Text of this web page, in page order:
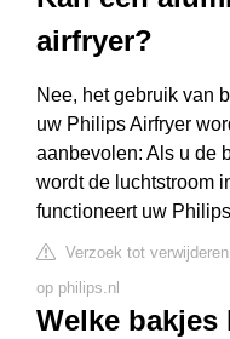
airfryer?
Nee, het gebruik van
uw Philips Airfryer
aanbevolen: Als u de
wordt de luchtstroom
functioneert uw
Verzoek tot
op philips.nl
Welke